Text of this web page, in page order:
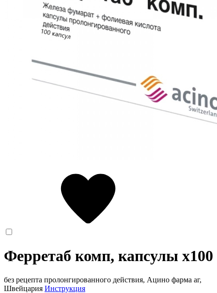
Ферретаб комп, капсулы x100
без рецепта пролонгированного действия, Ацино фарма аг,
Швейцария Инструкция